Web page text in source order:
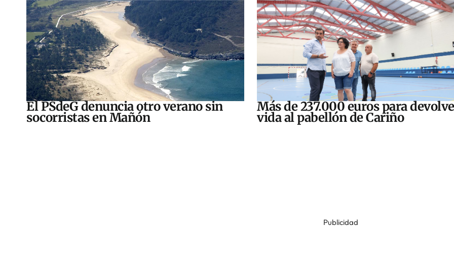
El PSdeG denuncia otro verano sin
socorristas en Mañón
Más de 237.000 euros para
vida al pabellón de Cariño
Publicidad